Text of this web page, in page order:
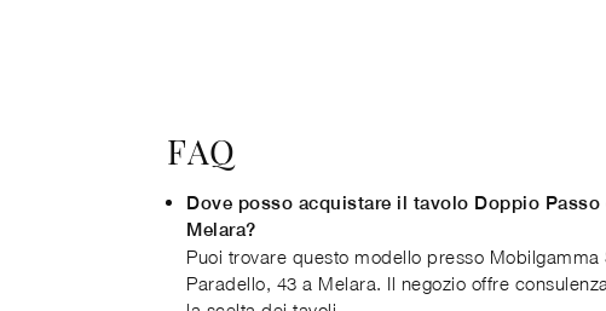
FAQ
Dove posso acquistare il tavolo Doppio Passo
Melara?
Puoi trovare questo modello presso Mobilgamma
Paradello, 43 a Melara. Il negozio offre